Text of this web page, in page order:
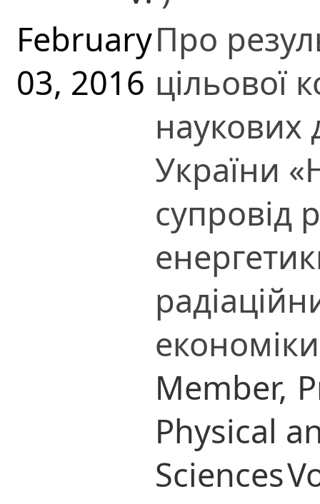
February
03, 2016
Про
цільової
наукових
України
супровід
Member,
Physical
Sciences